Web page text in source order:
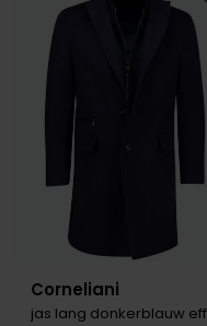
Corneliani